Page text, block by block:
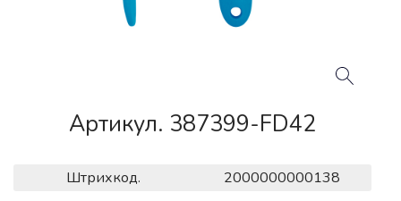
Артикул. 387399-FD42
Штрихкод. 2000000000138